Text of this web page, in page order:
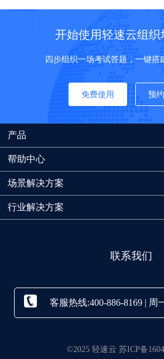
开始使用轻速云组织
四步组织一场考试答题，一键搭
免费使用 预
产品
帮助中心
场景解决方案
行业解决方案
联系我们
客服热线:400-886-8169 | 周
©2025 轻速云 苏ICP备